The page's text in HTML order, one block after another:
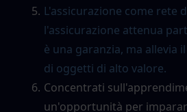
L'assicurazione come rete
l'assicurazione attenua
è una garanzia, ma allevia
di oggetti di alto valore.
Concentrati
un'opportunità per